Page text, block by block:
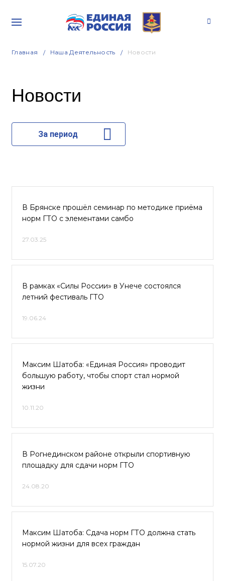
Главная Наша Деятельность Новости
Новости
За период
В Брянске прошёл семинар по методике приёма
норм ГТО с элементами самбо
27.03.25
В рамках «Силы России» в Унече состоялся
летний фестиваль ГТО
19.06.24
Максим Шатоба: «Единая Россия» проводит
большую работу, чтобы спорт стал нормой
жизни
10.11.20
В Рогнединском районе открыли спортивную
площадку для сдачи норм ГТО
24.08.20
Максим Шатоба: Сдача норм ГТО должна стать
нормой жизни для всех граждан
15.07.20